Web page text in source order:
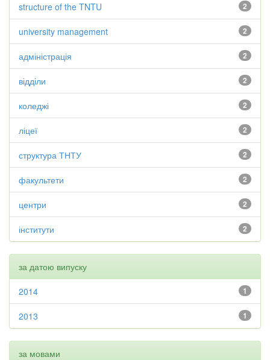
2
structure of the TNTU
2
university management
2
адміністрація
2
відділи
2
коледжі
2
ліцеї
2
структура ТНТУ
2
факультети
2
центри
2
інститути
за датою випуску
1
2014
1
2013
за мовами